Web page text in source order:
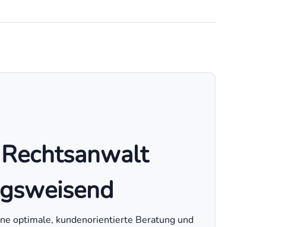
optimale, kundenorientierte Beratung und